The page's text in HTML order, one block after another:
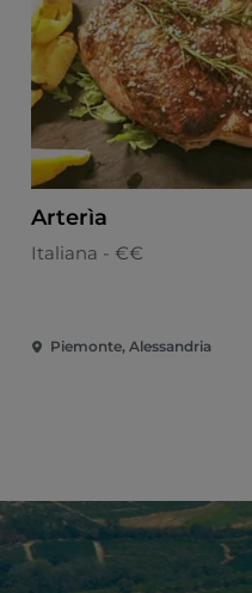
Arterìa
Italiana - €€
Piemonte, Alessandria